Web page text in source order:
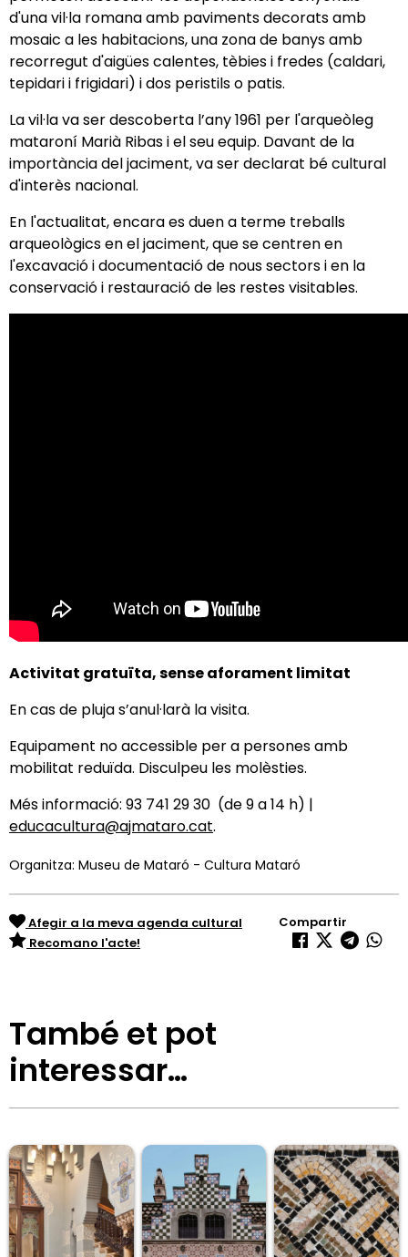
d'una vil·la romana amb paviments decorats amb
mosaic a les habitacions, una zona de banys amb
recorregut d'aigües calentes, tèbies i fredes (caldari,
tepidari i frigidari) i dos peristils o patis.
La vil·la va ser descoberta l’any 1961 per l'arqueòleg
mataroní Marià Ribas i el seu equip. Davant de la
importància del jaciment, va ser declarat bé cultural
d'interès nacional.
En l'actualitat, encara es duen a terme treballs
arqueològics en el jaciment, que se centren en
l'excavació i documentació de nous sectors i en la
conservació i restauració de les restes visitables.
Activitat gratuïta, sense aforament limitat
En cas de pluja s’anul·larà la visita.
Equipament no accessible per a persones amb
mobilitat reduïda. Disculpeu les molèsties.
Més informació: 93 741 29 30 (de 9 a 14 h) |
educacultura@ajmataro.cat.
Organitza: Museu de Mataró - Cultura Mataró
Afegir a la meva agenda cultural
Recomano l'acte!
Compartir
També et pot
interessar…